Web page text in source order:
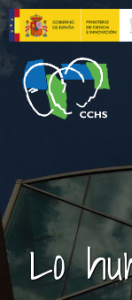
Pasar
al
contenido
principal
Lo